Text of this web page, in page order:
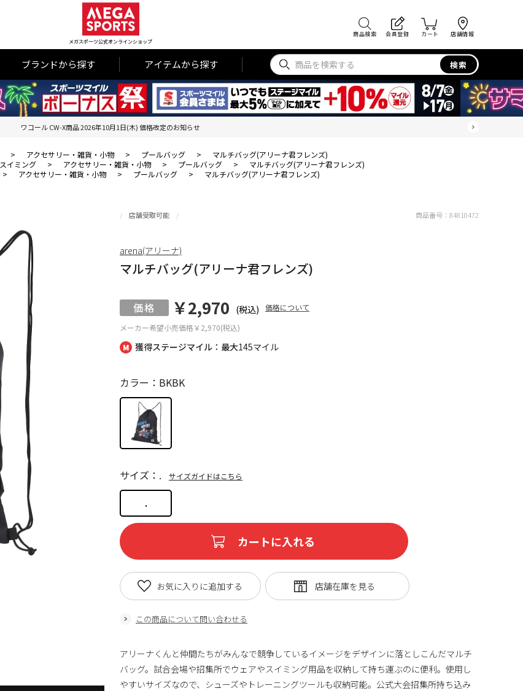
メガスポーツ公式オンラインショップ
商品検索 会員登録 カート 店舗情報
ブランドから探す アイテムから探す 検索
ワコール CW-X商品 2026年10月1日(木) 価格改定のお知らせ
> アクセサリー・雑貨・小物 > プールバッグ >
マルチバッグ(アリーナ君フレンズ)
スイミング > アクセサリー・雑貨・小物 > プールバッグ >
マルチバッグ(アリーナ君フレンズ)
> アクセサリー・雑貨・小物 > プールバッグ > マルチバッグ(アリーナ君フレンズ)
獲得ステージマイル：最大145マイル
店舗受取可能
マルチバッグ(アリーナ君フレンズ)
メーカー希望小売価格￥2,970(税込)
￥2,970 (税込) 価格について
カラー：BKBK
.
サイズ：. サイズガイドはこちら
カートに入れる
この商品について問い合わせる
お気に入りに追加する
商品番号： 84810472
arena(アリーナ)
アリーナくんと仲間たちがみんなで競争しているイメージをデザインに落としこんだマルチ
バッグ。試合会場や招集所でウェアやスイミング用品を収納して持ち運ぶのに便利。使用し
やすいサイズなので、シューズやトレーニングツールも収納可能。公式大会招集所持ち込み